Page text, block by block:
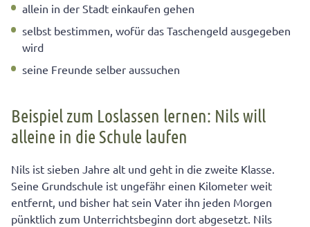
allein in der Stadt einkaufen gehen
selbst bestimmen, wofür das Taschengeld ausgegeben
wird
seine Freunde selber aussuchen
Beispiel zum Loslassen lernen: Nils will
alleine in die Schule laufen
Nils ist sieben Jahre alt und geht in die zweite Klasse.
Seine Grundschule ist ungefähr einen Kilometer weit
entfernt, und bisher hat sein Vater ihn jeden Morgen
pünktlich zum Unterrichtsbeginn dort abgesetzt. Nils